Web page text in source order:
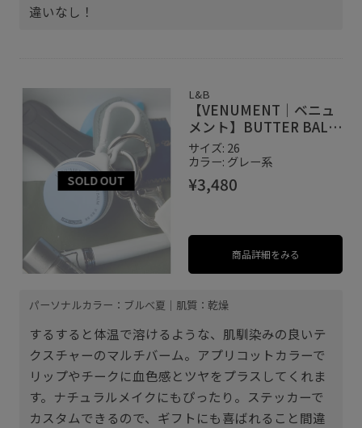
違いなし！
L&B
【VENUMENT｜ベニュ
メント】BUTTER BALM
HEALTHY BABY & KEY
RING SET バターバーム
ヘルシーベビー＆キーリ
ングセット
サイズ: 26
カラー: グレー系
¥3,480
商品詳細をみる
パーソナルカラー：ブルべ夏｜肌質：乾燥
するすると体温で溶けるような、肌馴染みの良いテ
クスチャーのマルチバーム。アプリコットカラーで
リップやチークに血色感とツヤをプラスしてくれま
す。ナチュラルメイクにもぴったり。ステッカーで
カスタムできるので、ギフトにも喜ばれること間違